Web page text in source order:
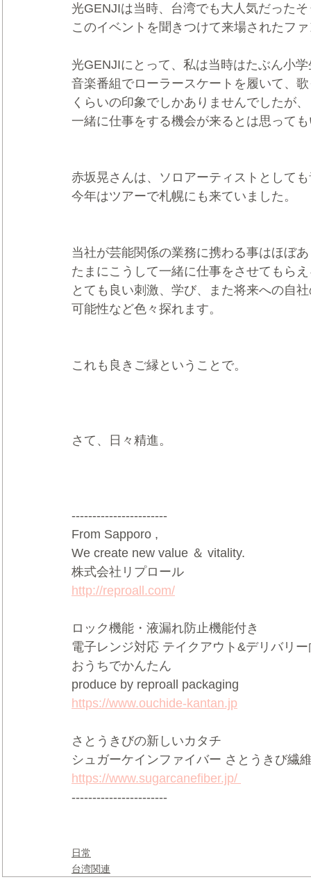
光GENJIは当時、台湾でも大人気だった
このイベントを聞きつけて来場されたフ
光GENJIにとって、私は当時はたぶん小
音楽番組でローラースケートを履いて、
くらいの印象でしかありませんでしたが
一緒に仕事をする機会が来るとは思って
赤坂晃さんは、ソロアーティストとして
今年はツアーで札幌にも来ていました。
当社が芸能関係の業務に携わる事はほぼ
たまにこうして一緒に仕事をさせてもら
とても良い刺激、学び、また将来への自
可能性など色々探れます。
これも良きご縁ということで。
さて、日々精進。
-----------------------
From Sapporo ,
We create new value ＆ vitality.
株式会社リプロール
http://reproall.com/
ロック機能・液漏れ防止機能付き
電子レンジ対応 テイクアウト&デリバリ
おうちでかんたん
produce by reproall packaging
https://www.ouchide-kantan.jp
さとうきびの新しいカタチ
シュガーケインファイバー さとうきび繊
https://www.sugarcanefiber.jp/
-----------------------
日常
台湾関連